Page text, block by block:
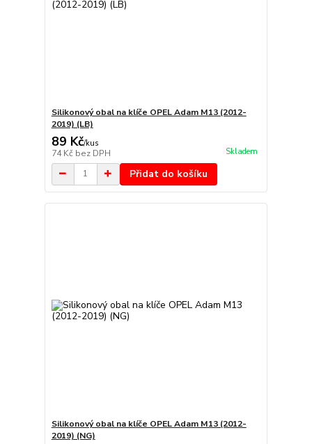
Silikonový obal na klíče OPEL Adam M13 (2012-
2019) (LB)
89 Kč/kus
74 Kč bez DPH Skladem
Přidat do košíku
Silikonový obal na klíče OPEL Adam M13 (2012-
2019) (NG)